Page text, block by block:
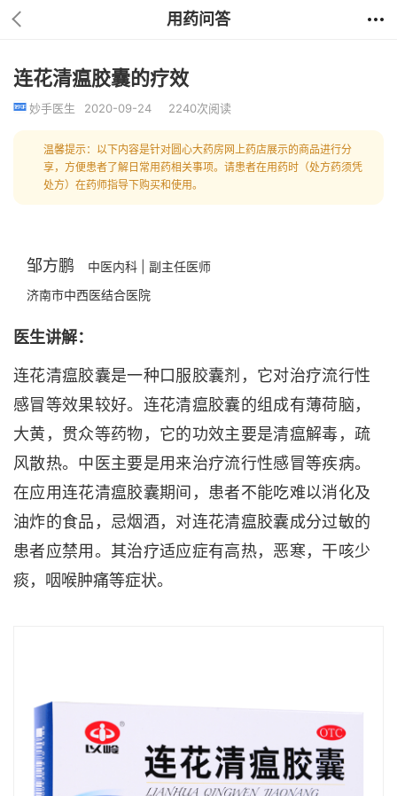
用药问答
连花清瘟胶囊的疗效
妙手医生 2020-09-24 2240次阅读
温馨提示：以下内容是针对圆心大药房网上药店展示的商品进行分
享，方便患者了解日常用药相关事项。请患者在用药时（处方药须凭
处方）在药师指导下购买和使用。
邹方鹏
中医内科 | 副主任医师
济南市中西医结合医院
医生讲解：
连花清瘟胶囊是一种口服胶囊剂，它对治疗流行性
感冒等效果较好。连花清瘟胶囊的组成有薄荷脑，
大黄，贯众等药物，它的功效主要是清瘟解毒，疏
风散热。中医主要是用来治疗流行性感冒等疾病。
在应用连花清瘟胶囊期间，患者不能吃难以消化及
油炸的食品，忌烟酒，对连花清瘟胶囊成分过敏的
患者应禁用。其治疗适应症有高热，恶寒，干咳少
痰，咽喉肿痛等症状。